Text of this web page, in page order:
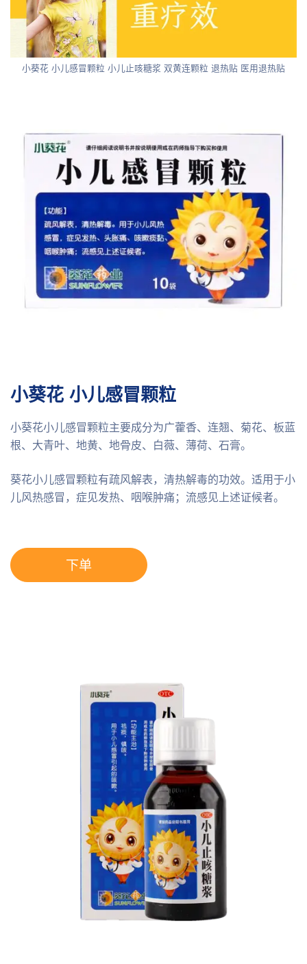
小葵花 小儿感冒颗粒 小儿止咳糖浆 双黄连颗粒 退热贴 医用退热贴
小葵花 小儿感冒颗粒
小葵花小儿感冒颗粒主要成分为广藿香、连翘、菊花、板蓝
根、大青叶、地黄、地骨皮、白薇、薄荷、石膏。
葵花小儿感冒颗粒有疏风解表，清热解毒的功效。适用于小
儿风热感冒，症见发热、咽喉肿痛；流感见上述证候者。
下单